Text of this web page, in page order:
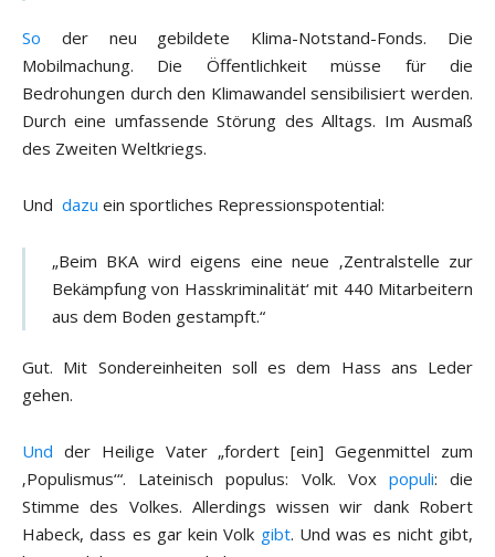
So der neu gebildete Klima-Notstand-Fonds. Die
Mobilmachung. Die Öffentlichkeit müsse für die
Bedrohungen durch den Klimawandel sensibilisiert werden.
Durch eine umfassende Störung des Alltags. Im Ausmaß
des Zweiten Weltkriegs.
Und dazu ein sportliches Repressionspotential:
„Beim BKA wird eigens eine neue ‚Zentralstelle zur
Bekämpfung von Hasskriminalität‘ mit 440 Mitarbeitern
aus dem Boden gestampft.“
Gut. Mit Sondereinheiten soll es dem Hass ans Leder
gehen.
Und der Heilige Vater „fordert [ein] Gegenmittel zum
‚Populismus‘“. Lateinisch populus: Volk. Vox populi: die
Stimme des Volkes. Allerdings wissen wir dank Robert
Habeck, dass es gar kein Volk gibt. Und was es nicht gibt,